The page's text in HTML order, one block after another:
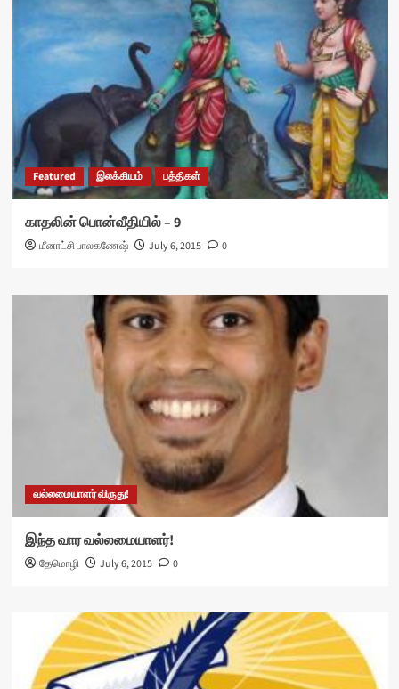
Featured இலக்கியம் பத்திகள்
காதலின் பொன்வீதியில் – 9
மீனாட்சி பாலகணேஷ் July 6, 2015 0
வல்லமையாளர் விருது!
இந்த வார வல்லமையாளர்!
தேமொழி July 6, 2015 0